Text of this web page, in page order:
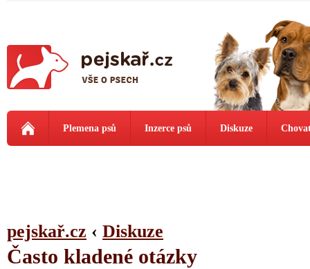
Plemena psů Inzerce psů Diskuze
pejskař.cz ‹ Diskuze
Často kladené otázky